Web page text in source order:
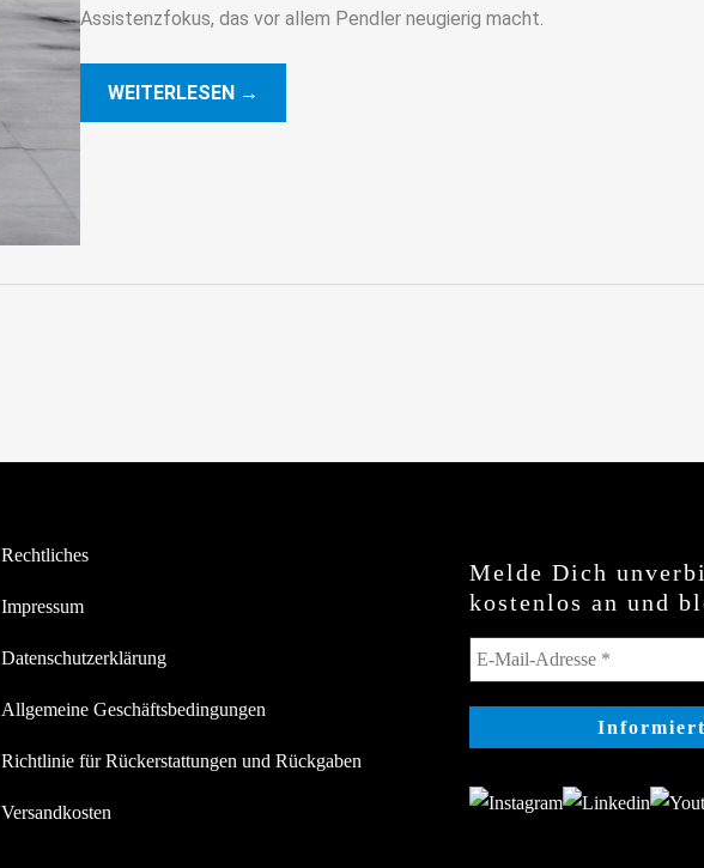
Assistenzfokus, das vor allem Pendler neugierig macht.
WEITERLESEN →
Rechtliches
Impressum
Datenschutzerklärung
Allgemeine Geschäftsbedingungen
Richtlinie für Rückerstattungen und Rückgaben
Versandkosten
Melde Dich
kostenlos an und